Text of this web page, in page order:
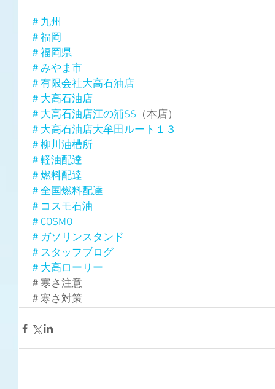
＃九州
＃福岡
＃福岡県
＃みやま市
＃有限会社大高石油店
＃大高石油店
＃大高石油店江の浦SS （本店）
＃大高石油店大牟田ルート１３
＃柳川油槽所
＃軽油配達
＃燃料配達
＃全国燃料配達
＃コスモ石油
＃COSMO
＃ガソリンスタンド
＃スタッフブログ
＃大高ローリー
＃寒さ注意
＃寒さ対策